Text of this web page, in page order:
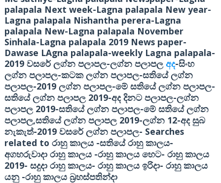
palapala Next week-Lagna palapala New year-
Lagna palapala Nishantha perera-Lagna
palapala New-Lagna palapala November
Sinhala-Lagna palapala 2019 News paper-
Dawase LAgna palapala-weekly Lagna palapala-
2019වසරේ ලග්න පලාපල-ලග්න පලාපල අද-සිංහ
ලග්න පලාපල-කටක ලග්න පලාපල-සතියේ ලග්න
පලාපල-2019ලග්න පලාපල-මේ සතියේ ලග්න පලාපල-
සතියේ ලග්න පලාපල 2019-අද දිනට පලාපල-ලග්න
පලාපල 2019-සතියේ ලග්න පලාපල-මේ සතියේ ලග්න
පලාපල,සතියේ ලග්න පලාපල 2019-ලග්න 12-අද සුබ
නැකැත්-2019වසරේ ලග්න පලාපල- Searches
related to රාහු කාලය-සතියේ රාහු කාලය-
අගහරුවාදා රාහු කාලය-රාහු කාලය හෙට- රාහු කාලය
2019- සදුදා රාහු කාලය- රාහු කාලය ඉරිදා- රාහු කාලය
යනු-රාහු කාලය බ්‍රහස්පතින්දා